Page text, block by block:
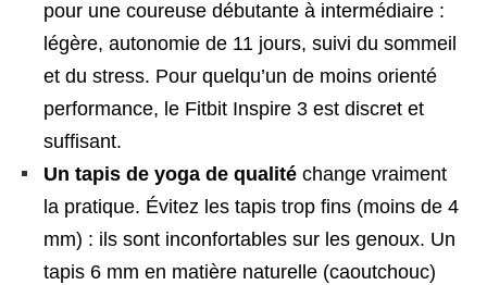
pour une coureuse débutante à intermédiaire :
légère, autonomie de 11 jours, suivi du sommeil
et du stress. Pour quelqu’un de moins orienté
performance, le Fitbit Inspire 3 est discret et
suffisant.
Un tapis de yoga de qualité change vraiment
la pratique. Évitez les tapis trop fins (moins de 4
mm) : ils sont inconfortables sur les genoux. Un
tapis 6 mm en matière naturelle (caoutchouc)